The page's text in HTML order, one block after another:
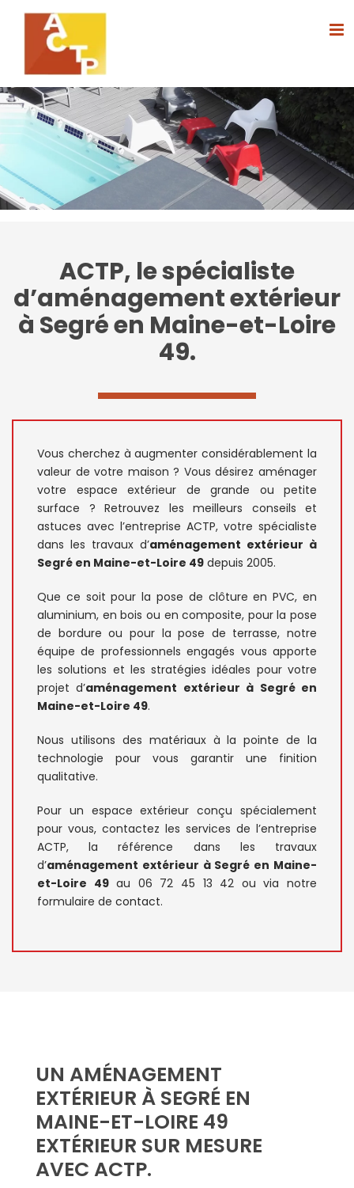
contenu
ACTP, le spécialiste
d’aménagement extérieur
à Segré en Maine-et-Loire
49.
Vous cherchez à augmenter considérablement la
valeur de votre maison ? Vous désirez aménager
votre espace extérieur de grande ou petite
surface ? Retrouvez les meilleurs conseils et
astuces avec l’entreprise ACTP, votre spécialiste
dans les travaux d’aménagement extérieur à
Segré en Maine-et-Loire 49 depuis 2005.
Que ce soit pour la pose de clôture en PVC, en
aluminium, en bois ou en composite, pour la pose
de bordure ou pour la pose de terrasse, notre
équipe de professionnels engagés vous apporte
les solutions et les stratégies idéales pour votre
projet d’aménagement extérieur à Segré en
Maine-et-Loire 49.
Nous utilisons des matériaux à la pointe de la
technologie pour vous garantir une finition
qualitative.
Pour un espace extérieur conçu spécialement
pour vous, contactez les services de l’entreprise
ACTP, la référence dans les travaux
d’aménagement extérieur à Segré en Maine-
et-Loire 49au 06 72 45 13 42 ou via notre
formulaire de contact.
UN AMÉNAGEMENT
EXTÉRIEUR À SEGRÉ EN
MAINE-ET-LOIRE 49
EXTÉRIEUR SUR MESURE
AVEC ACTP.